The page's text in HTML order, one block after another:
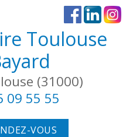
Toulouse
(31000)
09 55 55
VOUS